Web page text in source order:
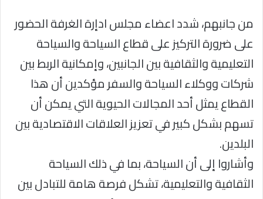
من جانبهم، شدد اعضاء مجلس ادإرة الغرفة الحضور
على ضرورة التركيز على قطاع السياحة والسياحة
التعليمية والثقافية بين الجانبين، وإمكانية الربط بين
شركات ووكلاء السياحة والسفر مؤكدين أن هذا
القطاع يمثل أحد المجالات الحيوية التي يمكن أن
تسهم بشكل كبير في تعزيز العلاقات الاقتصادية بين
البلدين.
وأشاروا إلى أن السياحة، بما في ذلك السياحة
الثقافية والتعليمية، تشكل فرصة هامة للتبادل بين